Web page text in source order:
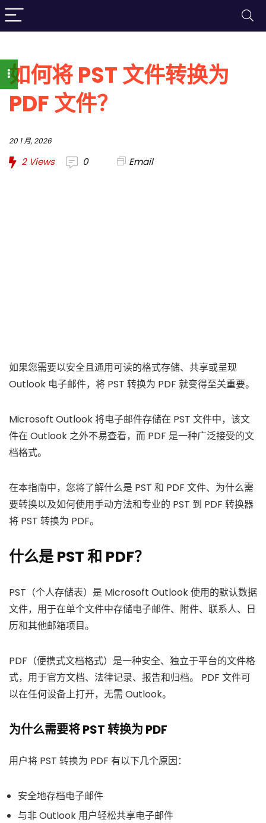
如何将 PST 文件转换为
PDF 文件？
20 1 月, 2026
2Views 0 Email
如果您需要以安全且通用可读的格式存储、共享或呈现
Outlook 电子邮件，将 PST 转换为 PDF 就变得至关重要。
Microsoft Outlook 将电子邮件存储在 PST 文件中，该文
件在 Outlook 之外不易查看，而 PDF 是一种广泛接受的文
档格式。
在本指南中，您将了解什么是 PST 和 PDF 文件、为什么需
要转换以及如何使用手动方法和专业的 PST 到 PDF 转换器
将 PST 转换为 PDF。
什么是 PST 和 PDF？
PST（个人存储表）是 Microsoft Outlook 使用的默认数据
文件，用于在单个文件中存储电子邮件、附件、联系人、日
历和其他邮箱项目。
PDF（便携式文档格式）是一种安全、独立于平台的文件格
式，用于官方文档、法律记录、报告和归档。 PDF 文件可
以在任何设备上打开，无需 Outlook。
为什么需要将 PST 转换为 PDF
用户将 PST 转换为 PDF 有以下几个原因：
安全地存档电子邮件
与非 Outlook 用户轻松共享电子邮件